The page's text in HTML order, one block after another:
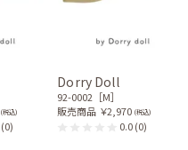
(税込)
(0)
Dorry Doll
92-0002［M］
販売商品 ￥2,970 (税込)
0.0(0)